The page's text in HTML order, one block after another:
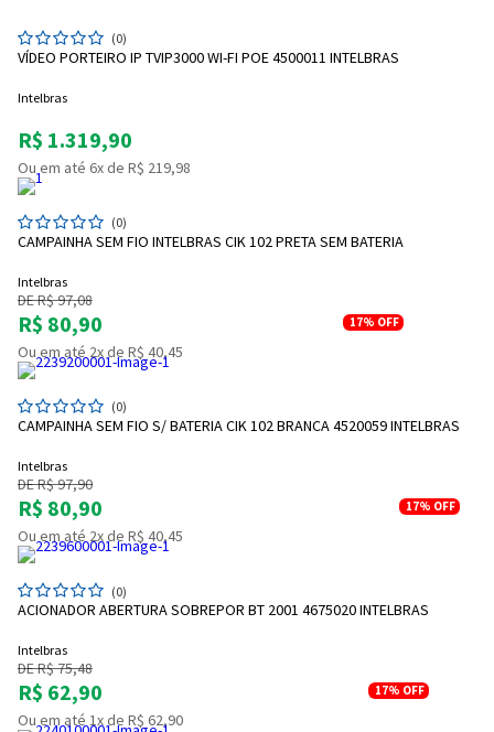
(0)
VÍDEO PORTEIRO IP TVIP3000 WI-FI POE 4500011 INTELBRAS
Intelbras
R$ 1.319,90
Ou em até 6x de R$ 219,98
(0)
CAMPAINHA SEM FIO INTELBRAS CIK 102 PRETA SEM BATERIA
Intelbras
DE R$ 97,08
R$ 80,90 17% OFF
Ou em até 2x de R$ 40,45
(0)
CAMPAINHA SEM FIO S/ BATERIA CIK 102 BRANCA 4520059 INTELBRAS
Intelbras
DE R$ 97,90
R$ 80,90 17% OFF
Ou em até 2x de R$ 40,45
(0)
ACIONADOR ABERTURA SOBREPOR BT 2001 4675020 INTELBRAS
Intelbras
DE R$ 75,48
R$ 62,90 17% OFF
Ou em até 1x de R$ 62,90